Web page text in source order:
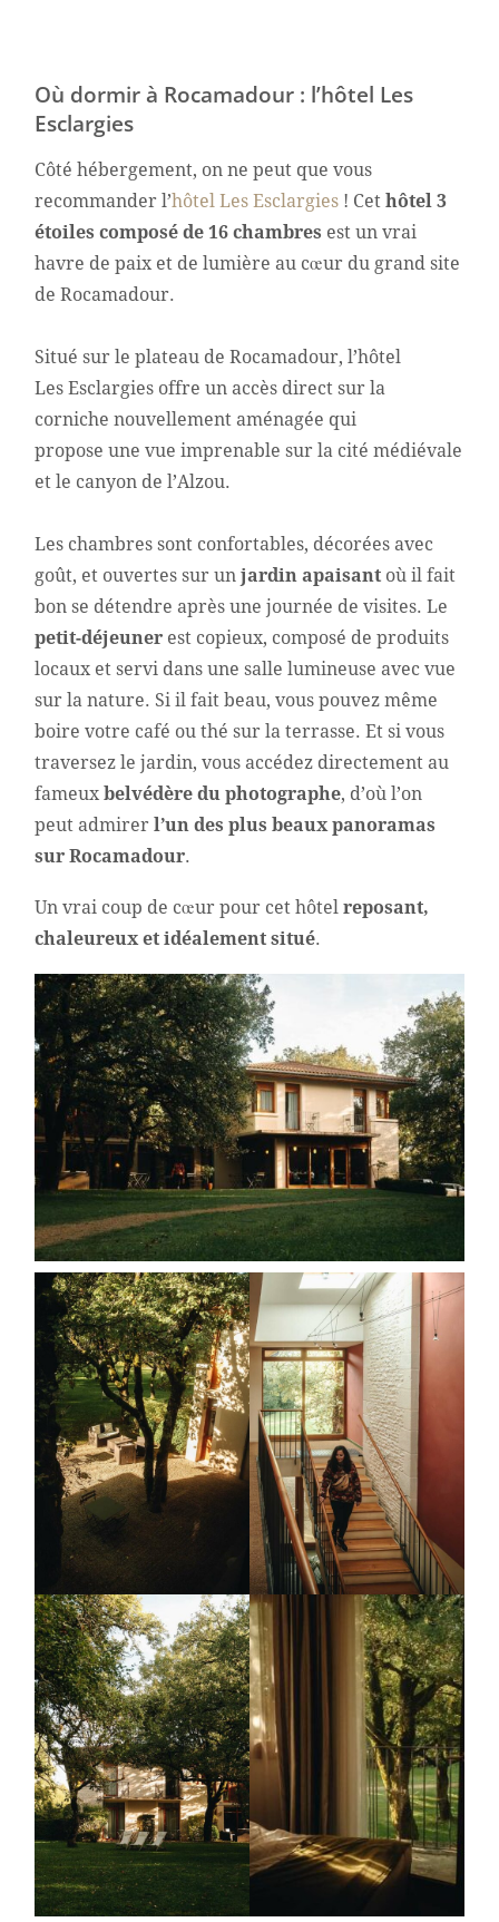
Où dormir à Rocamadour : l’hôtel Les
Esclargies
Côté hébergement, on ne peut que vous
recommander l’hôtel Les Esclargies ! Cet hôtel 3
étoiles composé de 16 chambres est un vrai
havre de paix et de lumière au cœur du grand site
de Rocamadour.
Situé sur le plateau de Rocamadour, l’hôtel
Les Esclargies offre un accès direct sur la
corniche nouvellement aménagée qui
propose une vue imprenable sur la cité médiévale
et le canyon de l’Alzou.
Les chambres sont confortables, décorées avec
goût, et ouvertes sur unjardin apaisant où il fait
bon se détendre après une journée de visites. Le
petit-déjeuner est copieux, composé de produits
locaux et servi dans une salle lumineuse avec vue
sur la nature. Si il fait beau, vous pouvez même
boire votre café ou thé sur la terrasse. Et si vous
traversez le jardin, vous accédez directement au
fameuxbelvédère du photographe, d’où l’on
peut admirerl’un des plus beaux panoramas
sur Rocamadour.
Un vrai coup de cœur pour cet hôtelreposant,
chaleureux et idéalement situé.